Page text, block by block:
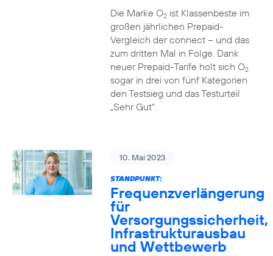
Die Marke O2ist Klassenbeste im
großen jährlichen Prepaid-
Vergleich der connect – und das
zum dritten Mal in Folge. Dank
neuer Prepaid-Tarife holt sich O2
sogar in drei von fünf Kategorien
den Testsieg und das Testurteil
„Sehr Gut“.
10. Mai 2023
STANDPUNKT:
Frequenzverlängerung
für
Versorgungssicherheit,
Infrastrukturausbau
und Wettbewerb